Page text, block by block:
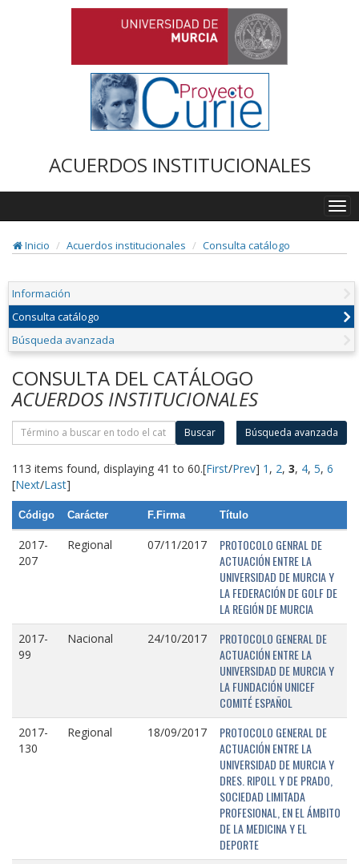
ACUERDOS INSTITUCIONALES
Inicio
Acuerdos institucionales Consulta catálogo
Información
Consulta catálogo
Búsqueda avanzada
CONSULTA DEL CATÁLOGO
ACUERDOS INSTITUCIONALES
Buscar Búsqueda avanzada
113 items found, displaying 41 to 60.[First/Prev] 1 , 2, 3, 4, 5, 6
[Next/Last]
Código Carácter F.Firma Título
2017-
207
Regional 07/11/2017
PROTOCOLO GENRAL DE
ACTUACIÓN ENTRE LA
UNIVERSIDAD DE MURCIA Y
LA FEDERACIÓN DE GOLF DE
LA REGIÓN DE MURCIA
2017-
99
Nacional 24/10/2017
PROTOCOLO GENERAL DE
ACTUACIÓN ENTRE LA
UNIVERSIDAD DE MURCIA Y
LA FUNDACIÓN UNICEF
COMITÉ ESPAÑOL
2017-
130
Regional 18/09/2017
PROTOCOLO GENERAL DE
ACTUACIÓN ENTRE LA
UNIVERSIDAD DE MURCIA Y
DRES. RIPOLL Y DE PRADO,
SOCIEDAD LIMITADA
PROFESIONAL, EN EL ÁMBITO
DE LA MEDICINA Y EL
DEPORTE